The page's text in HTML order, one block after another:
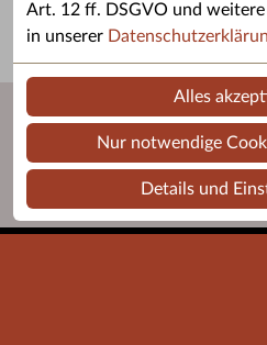
Art. 12 ff. DSGVO und
in unserer
Alles
Nur notwendige
Details und